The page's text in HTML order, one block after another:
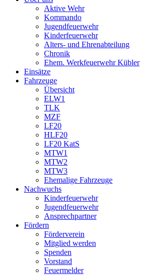
Aktive Wehr
Kommando
Jugendfeuerwehr
Kinderfeuerwehr
Alters- und Ehrenabteilung
Chronik
Ehem. Werkfeuerwehr Kübler
Einsätze
Fahrzeuge
Übersicht
ELW1
TLK
MZF
LF20
HLF20
LF20 KatS
MTW1
MTW2
MTW3
Ehemalige Fahrzeuge
Nachwuchs
Kinderfeuerwehr
Jugendfeuerwehr
Ansprechpartner
Fördern
Förderverein
Mitglied werden
Spenden
Vorstand
Feuermelder